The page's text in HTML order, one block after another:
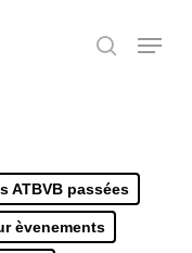
search
Menu
ATBVB passées
èvenements